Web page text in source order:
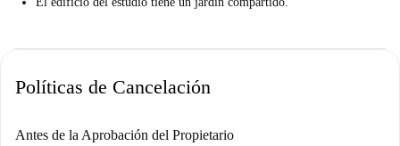
Políticas de Cancelación
Antes de la Aprobación del Propietario